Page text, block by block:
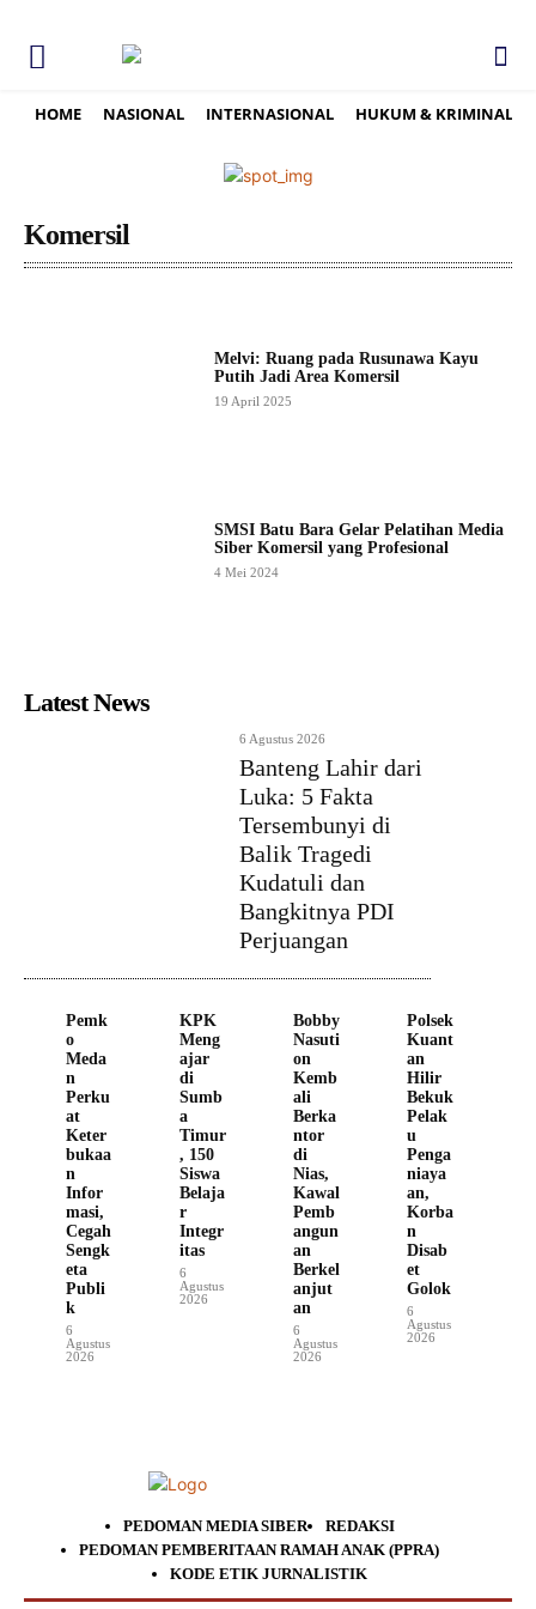
HOME NASIONAL INTERNASIONAL HUKUM & KRIMINAL
Komersil
Melvi: Ruang pada Rusunawa Kayu
Putih Jadi Area Komersil
19 April 2025
SMSI Batu Bara Gelar Pelatihan Media
Siber Komersil yang Profesional
4 Mei 2024
Latest News
6 Agustus 2026
Banteng Lahir dari
Luka: 5 Fakta
Tersembunyi di
Balik Tragedi
Kudatuli dan
Bangkitnya PDI
Perjuangan
Pemk
o
Meda
n
Perku
at
Keter
bukaa
n
Infor
masi,
Cegah
Sengk
eta
Publi
k
6
Agustus
2026
KPK
Meng
ajar
di
Sumb
a
Timur
, 150
Siswa
Belaja
r
Integr
itas
6
Agustus
2026
Bobby
Nasuti
on
Kemb
ali
Berka
ntor
di
Nias,
Kawal
Pemb
angun
an
Berkel
anjut
an
6
Agustus
2026
Polsek
Kuant
an
Hilir
Bekuk
Pelak
u
Penga
niaya
an,
Korba
n
Disab
et
Golok
6
Agustus
2026
PEDOMAN MEDIA SIBER
REDAKSI
PEDOMAN PEMBERITAAN RAMAH ANAK (PPRA)
KODE ETIK JURNALISTIK